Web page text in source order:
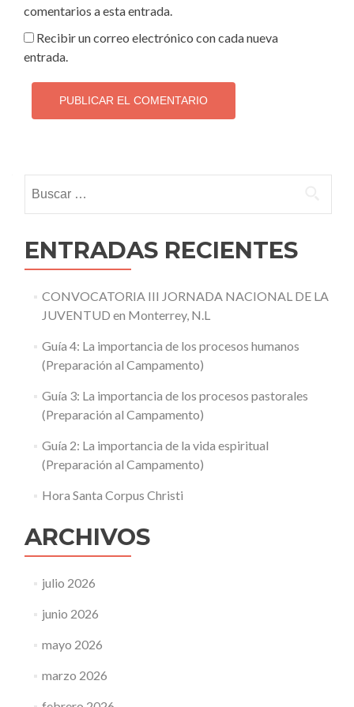
comentarios a esta entrada.
Recibir un correo electrónico con cada nueva
entrada.
ENTRADAS RECIENTES
CONVOCATORIA III JORNADA NACIONAL DE LA
JUVENTUD en Monterrey, N.L
Guía 4: La importancia de los procesos humanos
(Preparación al Campamento)
Guía 3: La importancia de los procesos pastorales
(Preparación al Campamento)
Guía 2: La importancia de la vida espiritual
(Preparación al Campamento)
Hora Santa Corpus Christi
ARCHIVOS
julio 2026
junio 2026
mayo 2026
marzo 2026